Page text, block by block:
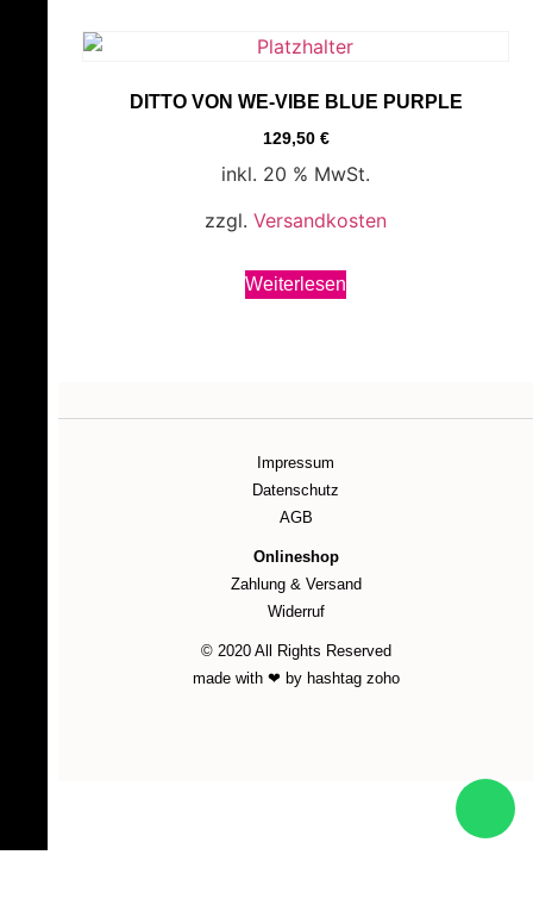
DITTO VON WE-VIBE BLUE PURPLE
129,50 €
inkl. 20 % MwSt.
zzgl.Versandkosten
Weiterlesen
Impressum
Datenschutz
AGB
Onlineshop
Zahlung & Versand
Widerruf
© 2020 All Rights Reserved
made with ❤ by hashtag zoho